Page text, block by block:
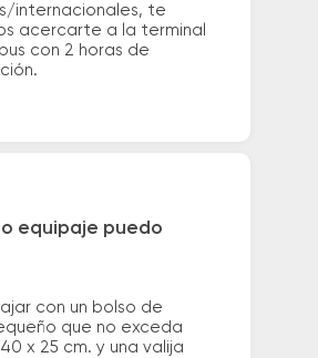
internacionales, te
acercarte a la terminal
con 2 horas de
equipaje puedo
con un bolso de
que no exceda
x 25 cm. y una valija